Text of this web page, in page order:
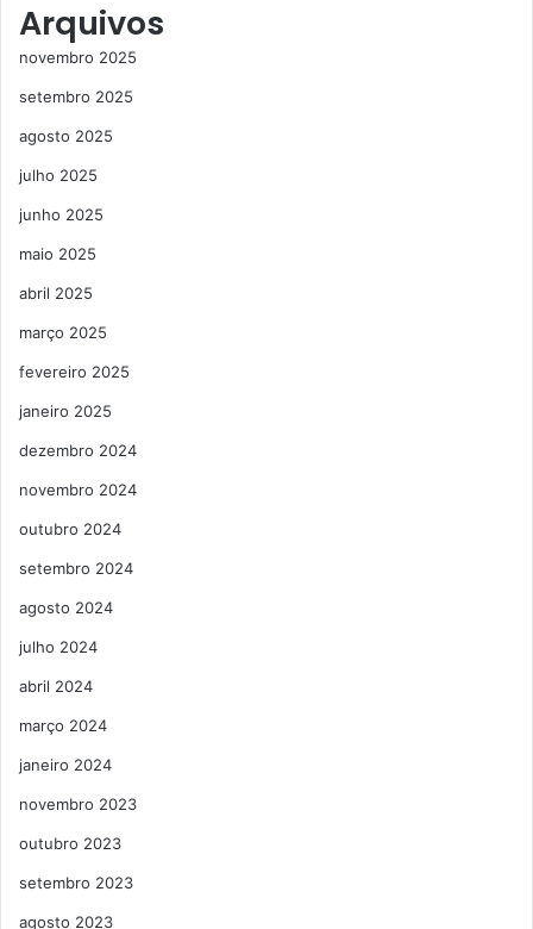
Arquivos
novembro 2025
setembro 2025
agosto 2025
julho 2025
junho 2025
maio 2025
abril 2025
março 2025
fevereiro 2025
janeiro 2025
dezembro 2024
novembro 2024
outubro 2024
setembro 2024
agosto 2024
julho 2024
abril 2024
março 2024
janeiro 2024
novembro 2023
outubro 2023
setembro 2023
agosto 2023